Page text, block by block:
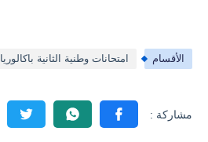
الأقسام امتحانات وطنية الثانية باكالوريا